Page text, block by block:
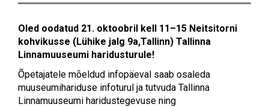
Oled oodatud 21. oktoobril kell 11–15 Neitsitorni
kohvikusse (Lühike jalg 9a,Tallinn) Tallinna
Linnamuuseumi haridusturule!
Õpetajatele mõeldud infopäeval saab osaleda
muuseumihariduse infoturul ja tutvuda Tallinna
Linnamuuseumi haridustegevuse ning